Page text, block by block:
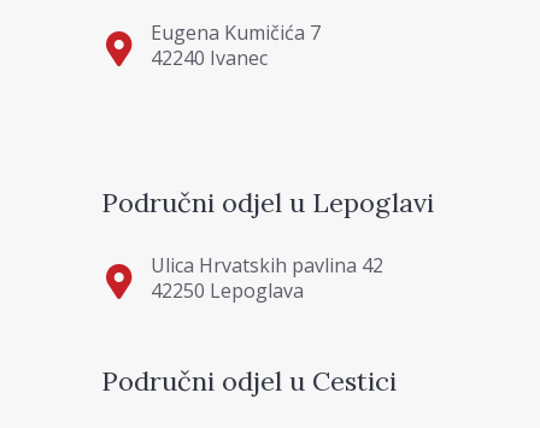
Eugena Kumičića 7
42240 Ivanec
Područni odjel u Lepoglavi
Ulica Hrvatskih pavlina 42
42250 Lepoglava
Područni odjel u Cestici